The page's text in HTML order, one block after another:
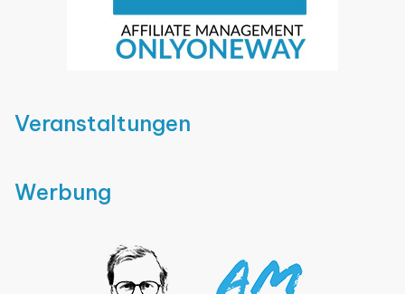
Veranstaltungen
Werbung